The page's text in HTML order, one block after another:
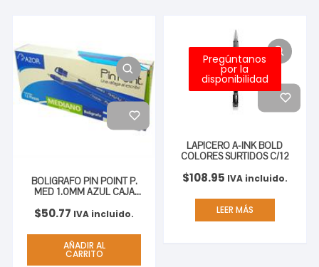
BOLIGRAFO PIN POINT P.
MED 1.0MM AZUL CAJA
$50.77 IVA incluido.
AÑADIR AL
CARRITO
Pregúntanos
por la
disponibilidad
LAPICERO A-INK BOLD
COLORES SURTIDOS C/12
$108.95 IVA incluido.
LEER MÁS